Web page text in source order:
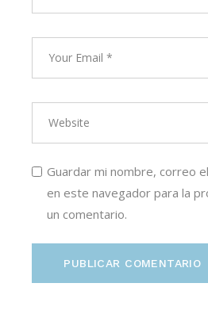
Guardar mi nombre, correo
en este navegador para la
un comentario.
PUBLICAR COMENTARIO